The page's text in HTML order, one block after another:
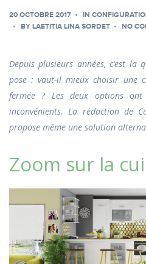
20 OCTOBRE 2017 IN
BY LAETITIA LINA SORDET NO
Depuis plusieurs années, c’est
pose : vaut-il mieux choisir une
fermée ? Les deux options ont
inconvénients. La rédaction de
propose même une solution
Zoom sur la